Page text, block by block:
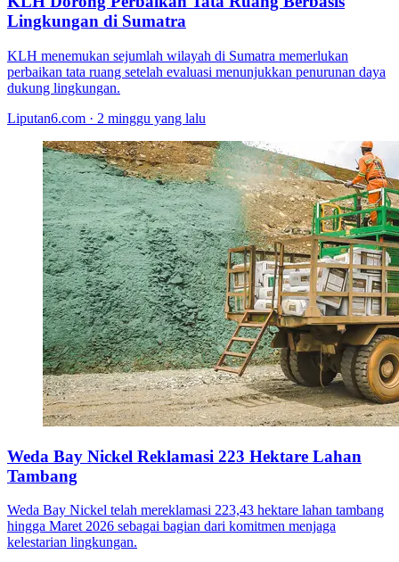
Lingkungan di Sumatra
KLH menemukan sejumlah wilayah di Sumatra memerlukan
perbaikan tata ruang setelah evaluasi menunjukkan penurunan daya
dukung lingkungan.
Liputan6.com · 2 minggu yang lalu
Weda Bay Nickel Reklamasi 223 Hektare Lahan
Tambang
Weda Bay Nickel telah mereklamasi 223,43 hektare lahan tambang
hingga Maret 2026 sebagai bagian dari komitmen menjaga
kelestarian lingkungan.